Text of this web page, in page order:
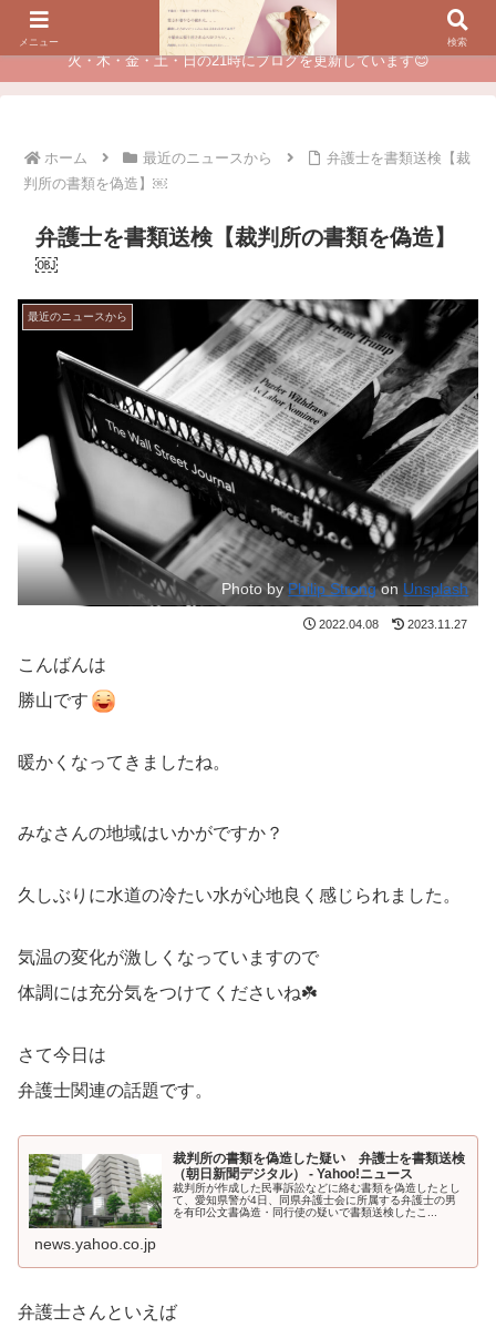
夫に不倫されたつらい経験が、あなたのチャンスに変わるカウンセリング
火・木・金・土・日の21時にブログを更新しています😊
ホーム 最近のニュースから
弁護士を書類送検【裁
判所の書類を偽造】￼
弁護士を書類送検【裁判所の書類を偽造】
￼
最近のニュースから
Photo by Philip Strongon Unsplash
2022.04.08 2023.11.27
こんばんは
勝山です
暖かくなってきましたね。
みなさんの地域はいかがですか？
久しぶりに水道の冷たい水が心地良く感じられました。
気温の変化が激しくなっていますので
体調には充分気をつけてくださいね☘️
さて今日は
弁護士関連の話題です。
裁判所の書類を偽造した疑い 弁護士を書類送検
（朝日新聞デジタル） - Yahoo!ニュース
裁判所が作成した民事訴訟などに絡む書類を偽造したとし
て、愛知県警が4日、同県弁護士会に所属する弁護士の男
を有印公文書偽造・同行使の疑いで書類送検したこ...
news.yahoo.co.jp
弁護士さんといえば
メニュー 検索